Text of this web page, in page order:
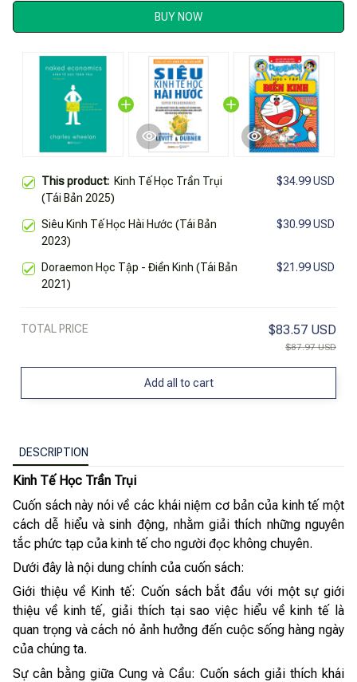
BUY NOW
This product: Kinh Tế Học Trần Trụi
(Tái Bản 2025)
$34.99 USD
Siêu Kinh Tế Học Hài Hước (Tái Bản
2023)
$30.99 USD
Doraemon Học Tập - Điền Kinh (Tái Bản
2021)
$21.99 USD
TOTAL PRICE $83.57 USD
$87.97 USD
Add all to cart
DESCRIPTION
Kinh Tế Học Trần Trụi
Cuốn sách này nói về các khái niệm cơ bản của kinh tế một
cách dễ hiểu và sinh động, nhằm giải thích những nguyên
tắc phức tạp của kinh tế cho người đọc không chuyên.
Dưới đây là nội dung chính của cuốn sách:
Giới thiệu về Kinh tế: Cuốn sách bắt đầu với một sự giới
thiệu về kinh tế, giải thích tại sao việc hiểu về kinh tế là
quan trọng và cách nó ảnh hưởng đến cuộc sống hàng ngày
của chúng ta.
Sự cân bằng giữa Cung và Cầu: Cuốn sách giải thích khái